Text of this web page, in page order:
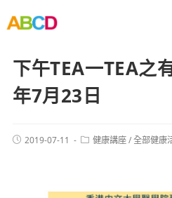
下午TEA一TEA之
年7月23日
2019-07-11 健康講座/全部健康